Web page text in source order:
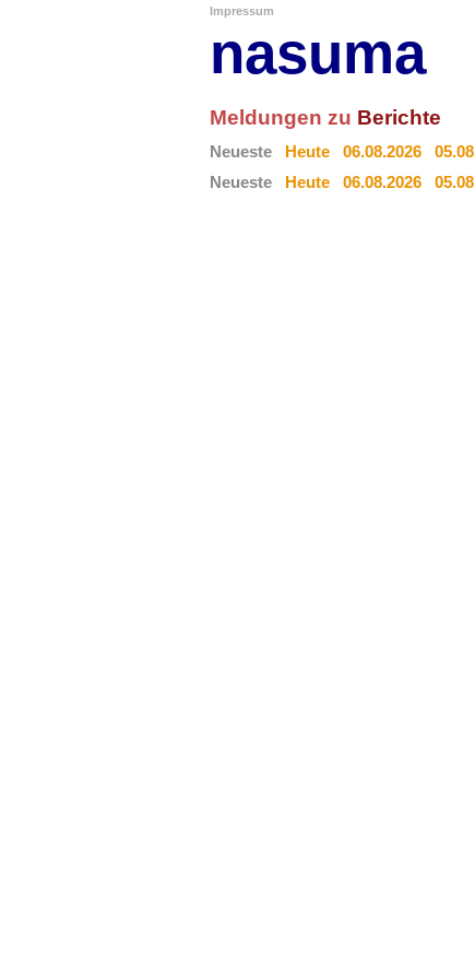
Impressum
nasuma
Meldungen zu Berichte
Neueste Heute 06.08.2026
Neueste
Heute 06.08.2026